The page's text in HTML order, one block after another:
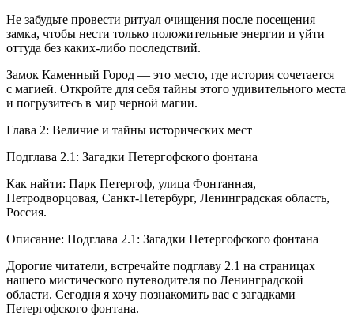
Не забудьте провести ритуал очищения после посещения
замка, чтобы нести только положительные энергии и уйти
оттуда без каких-либо последствий.
Замок Каменный Город — это место, где история сочетается
с магией. Откройте для себя тайны этого удивительного места
и погрузитесь в мир черной магии.
Глава 2: Величие и тайны исторических мест
Подглава 2.1: Загадки Петергофского фонтана
Как найти: Парк Петергоф, улица Фонтанная,
Петродворцовая, Санкт-Петербург, Ленинградская область,
Россия.
Описание: Подглава 2.1: Загадки Петергофского фонтана
Дорогие читатели, встречайте подглаву 2.1 на страницах
нашего мистического путеводителя по Ленинградской
области. Сегодня я хочу познакомить вас с загадками
Петергофского фонтана.